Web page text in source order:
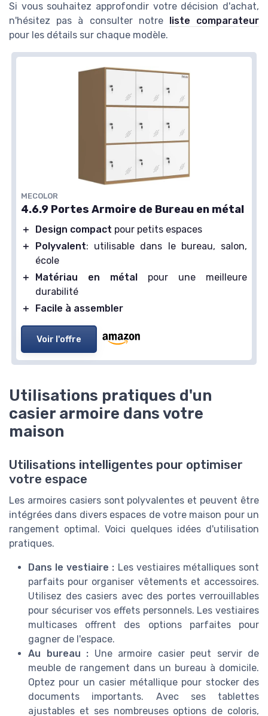
Si vous souhaitez approfondir votre décision d'achat,
n'hésitez pas à consulter notre
liste comparateur
pour les détails sur chaque modèle.
MECOLOR
4.6.9 Portes Armoire de Bureau en métal
＋ Design compact pour petits espaces
＋
Polyvalent: utilisable dans le bureau, salon,
école
＋
Matériau en métal
pour une meilleure
durabilité
＋
Facile à assembler
Voir l'offre
Utilisations pratiques d'un
casier armoire dans votre
maison
Utilisations intelligentes pour optimiser
votre espace
Les armoires casiers sont polyvalentes et peuvent être
intégrées dans divers espaces de votre maison pour un
rangement optimal. Voici quelques idées d'utilisation
pratiques.
Dans le vestiaire : Les vestiaires métalliques sont
parfaits pour organiser vêtements et accessoires.
Utilisez des casiers avec des portes verrouillables
pour sécuriser vos effets personnels. Les vestiaires
multicases offrent des options parfaites pour
gagner de l'espace.
Au bureau : Une armoire casier peut servir de
meuble de rangement dans un bureau à domicile.
Optez pour un casier métallique pour stocker des
documents importants. Avec ses tablettes
ajustables et ses nombreuses options de coloris,